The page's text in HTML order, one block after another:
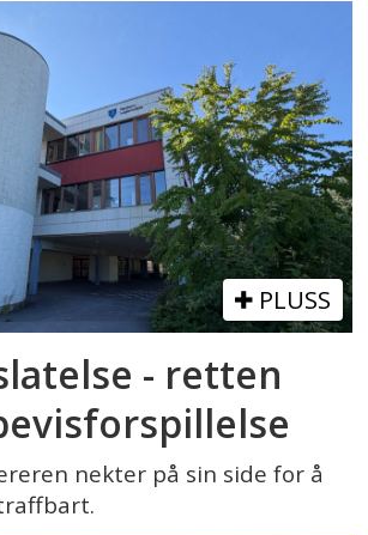
PLUSS
- retten
nekter på sin side for å